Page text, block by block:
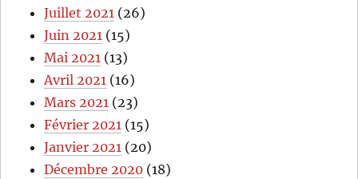
Juillet 2021 (26)
Juin 2021 (15)
Mai 2021 (13)
Avril 2021 (16)
Mars 2021 (23)
Février 2021 (15)
Janvier 2021 (20)
Décembre 2020 (18)